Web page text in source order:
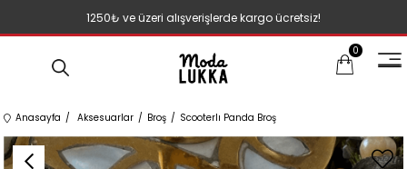
1250₺ ve üzeri alışverişlerde kargo ücretsiz!
0
Anasayfa Aksesuarlar Broş Scooterlı Panda Broş